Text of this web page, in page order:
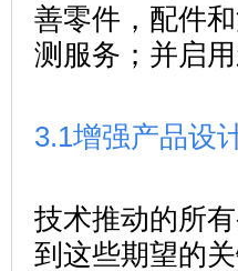
善零件，配件
测服务；并启
3.1增强产品设
技术推动的所
到这些期望的